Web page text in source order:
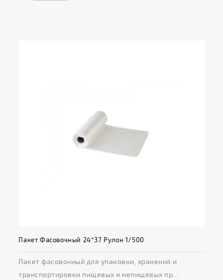
Пакет Фасовочный 24*37 Рулон 1/500
Пакет фасовочный для упаковки, хранения и
транспортировки пищевых и непищевых пр...